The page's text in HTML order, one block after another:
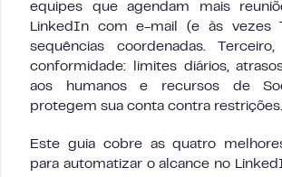
equipes que agendam mais
LinkedIn com e-mail (e às vezes
sequências coordenadas.
conformidade: limites diários,
aos humanos e recursos de
protegem sua conta contra restrições.
Este guia cobre as quatro
para automatizar o alcance no